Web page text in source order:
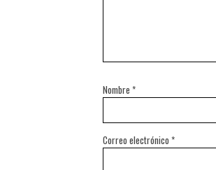
Nombre *
Correo electrónico *